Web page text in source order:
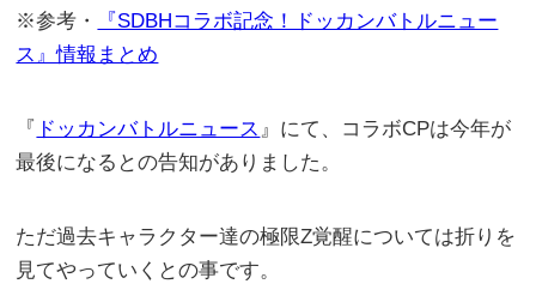
※参考・
『SDBHコラボ記念！ドッカンバトルニュー
ス』情報まとめ
『 ドッカンバトルニュース 』にて、コラボCPは今年が
最後になるとの告知がありました。
ただ過去キャラクター達の極限Z覚醒については折りを
見てやっていくとの事です。